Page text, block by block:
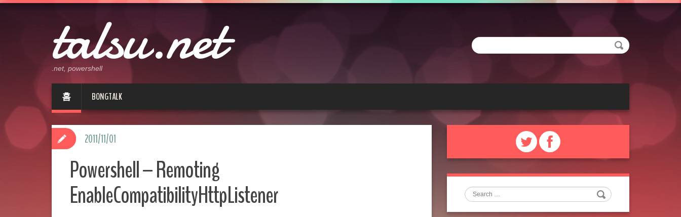
talsu.net
.net, powershell
홈 BONGTALK
Powershell – Remoting
EnableCompatibilityHttpListener
2011/11/01
Search